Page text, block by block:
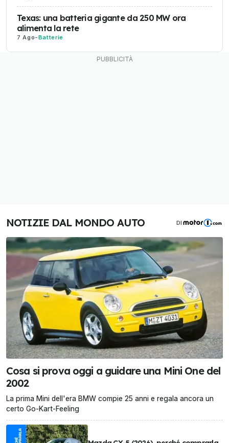
Texas: una batteria gigante da 250 MW ora
alimenta la rete
7 Ago-Batterie
NOTIZIE DAL MONDO AUTO DI
Cosa si prova oggi a guidare una Mini One del
2002
La prima Mini dell'era BMW compie 25 anni e regala ancora un
certo Go-Kart-Feeling